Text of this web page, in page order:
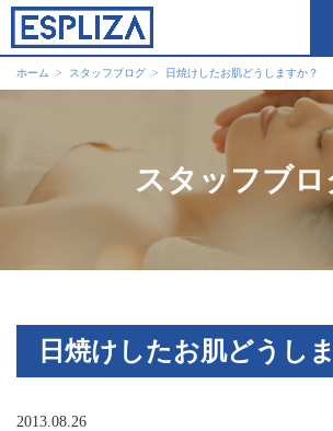
ホーム スタッフブログ 日焼けしたお肌どうしますか？
スタッフブロ
日焼けしたお肌どうし
2013.08.26